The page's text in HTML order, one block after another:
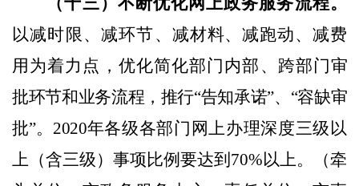
以减时限、减环节、 减材料、减跑动、减费
用为着力点，优化简化部门内部、跨部门审
批环节和业务流程，推行“告知承诺”、“容缺审
批”。 2020年各级各部门网上办理深度三级以
上（含三级）事项比例要达到 70%以上。
（牵